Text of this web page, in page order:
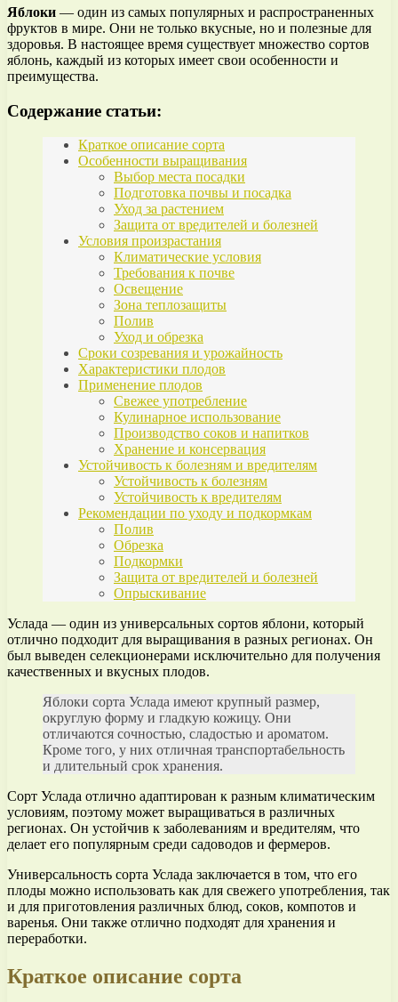
Яблоки — один из самых популярных и распространенных
фруктов в мире. Они не только вкусные, но и полезные для
здоровья. В настоящее время существует множество сортов
яблонь, каждый из которых имеет свои особенности и
преимущества.
Содержание статьи:
Краткое описание сорта
Особенности выращивания
Выбор места посадки
Подготовка почвы и посадка
Уход за растением
Защита от вредителей и болезней
Условия произрастания
Климатические условия
Требования к почве
Освещение
Зона теплозащиты
Полив
Уход и обрезка
Сроки созревания и урожайность
Характеристики плодов
Применение плодов
Свежее употребление
Кулинарное использование
Производство соков и напитков
Хранение и консервация
Устойчивость к болезням и вредителям
Устойчивость к болезням
Устойчивость к вредителям
Рекомендации по уходу и подкормкам
Полив
Обрезка
Подкормки
Защита от вредителей и болезней
Опрыскивание
Услада — один из универсальных сортов яблони, который
отлично подходит для выращивания в разных регионах. Он
был выведен селекционерами исключительно для получения
качественных и вкусных плодов.
Яблоки сорта Услада имеют крупный размер,
округлую форму и гладкую кожицу. Они
отличаются сочностью, сладостью и ароматом.
Кроме того, у них отличная транспортабельность
и длительный срок хранения.
Сорт Услада отлично адаптирован к разным климатическим
условиям, поэтому может выращиваться в различных
регионах. Он устойчив к заболеваниям и вредителям, что
делает его популярным среди садоводов и фермеров.
Универсальность сорта Услада заключается в том, что его
плоды можно использовать как для свежего употребления, так
и для приготовления различных блюд, соков, компотов и
варенья. Они также отлично подходят для хранения и
переработки.
Краткое описание сорта